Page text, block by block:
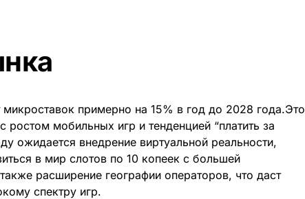
примерно на 15% в год до 2028 года.Это
ростом мобильных игр и тенденцией “платить за
ожидается внедрение виртуальной реальности,
в мир слотов по 10 копеек с большей
расширение географии операторов, что даст
спектру игр.